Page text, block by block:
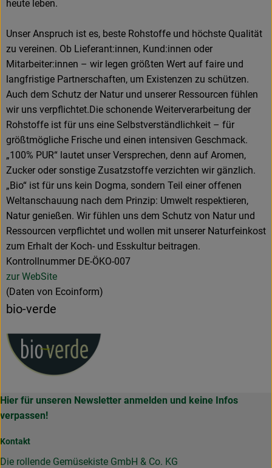
heute leben.
Unser Anspruch ist es, beste Rohstoffe und höchste Qualität
zu vereinen. Ob Lieferant:innen, Kund:innen oder
Mitarbeiter:innen – wir legen größten Wert auf faire und
langfristige Partnerschaften, um Existenzen zu schützen.
Auch dem Schutz der Natur und unserer Ressourcen fühlen
wir uns verpflichtet.Die schonende Weiterverarbeitung der
Rohstoffe ist für uns eine Selbstverständlichkeit – für
größtmögliche Frische und einen intensiven Geschmack.
„100% PUR“ lautet unser Versprechen, denn auf Aromen,
Zucker oder sonstige Zusatzstoffe verzichten wir gänzlich.
„Bio“ ist für uns kein Dogma, sondern Teil einer offenen
Weltanschauung nach dem Prinzip: Umwelt respektieren,
Natur genießen. Wir fühlen uns dem Schutz von Natur und
Ressourcen verpflichtet und wollen mit unserer Naturfeinkost
zum Erhalt der Koch- und Esskultur beitragen.
Kontrollnummer DE-ÖKO-007
zur WebSite
(Daten von Ecoinform)
bio-verde
Hier für unseren Newsletter anmelden und keine Infos
verpassen!
Kontakt
Die rollende Gemüsekiste GmbH & Co. KG